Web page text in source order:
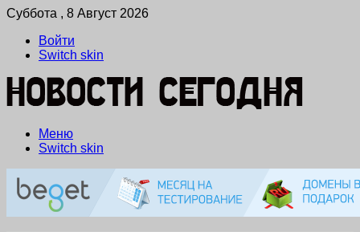
Суббота , 8 Август 2026
Войти
Switch skin
Меню
Switch skin